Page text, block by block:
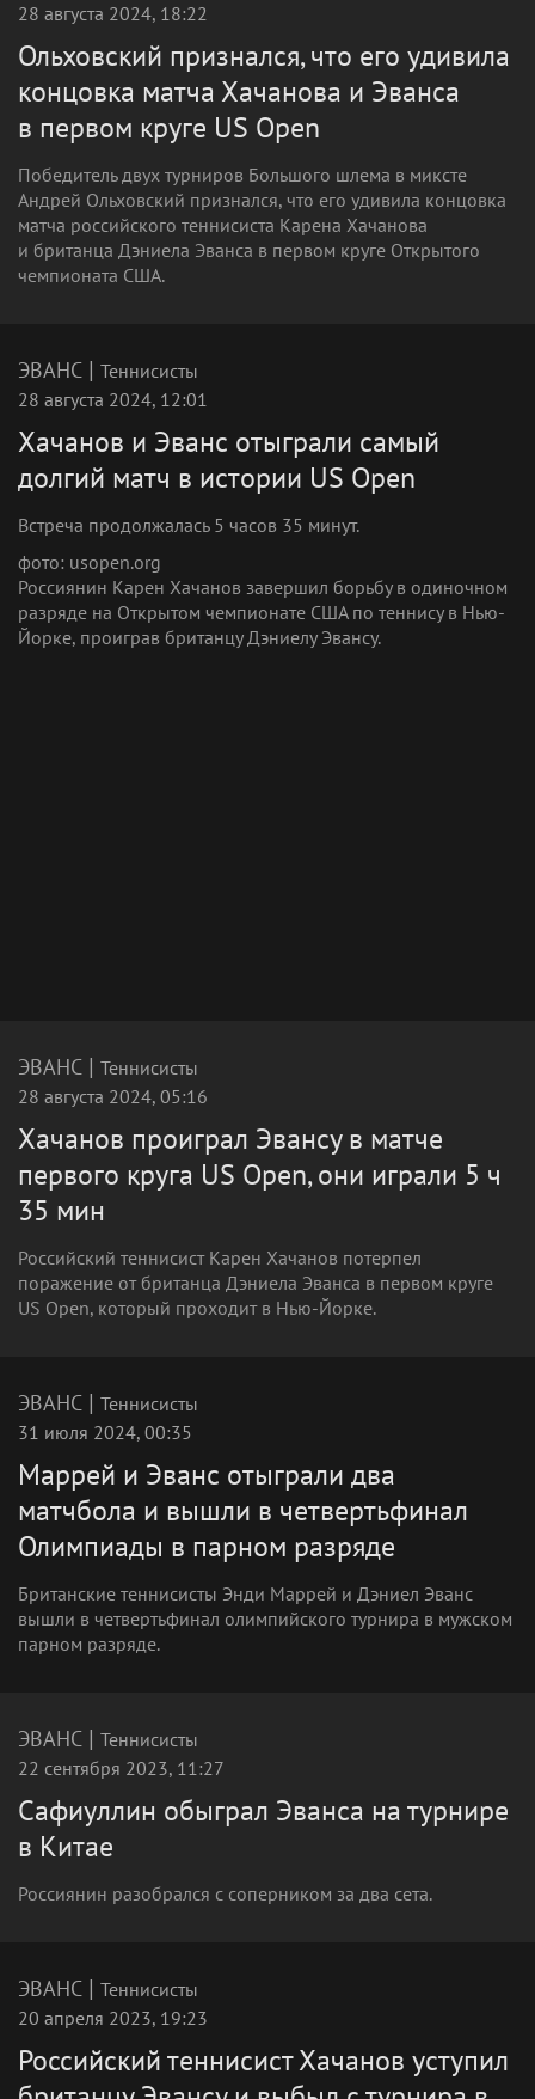
28 августа 2024, 18:22
Ольховский признался, что его удивила
концовка матча Хачанова и Эванса
в первом круге US Open
Победитель двух турниров Большого шлема в миксте
Андрей Ольховский признался, что его удивила концовка
матча российского теннисиста Карена Хачанова
и британца Дэниела Эванса в первом круге Открытого
чемпионата США.
ЭВАНС | Теннисисты
28 августа 2024, 12:01
Хачанов и Эванс отыграли самый
долгий матч в истории US Open
Встреча продолжалась 5 часов 35 минут.
фото: usopen.org
Россиянин Карен Хачанов завершил борьбу в одиночном
разряде на Открытом чемпионате США по теннису в Нью-
Йорке, проиграв британцу Дэниелу Эвансу.
ЭВАНС | Теннисисты
28 августа 2024, 05:16
Хачанов проиграл Эвансу в матче
первого круга US Open, они играли 5 ч
35 мин
Российский теннисист Карен Хачанов потерпел
поражение от британца Дэниела Эванса в первом круге
US Open, который проходит в Нью-Йорке.
ЭВАНС | Теннисисты
31 июля 2024, 00:35
Маррей и Эванс отыграли два
матчбола и вышли в четвертьфинал
Олимпиады в парном разряде
Британские теннисисты Энди Маррей и Дэниел Эванс
вышли в четвертьфинал олимпийского турнира в мужском
парном разряде.
ЭВАНС | Теннисисты
22 сентября 2023, 11:27
Сафиуллин обыграл Эванса на турнире
в Китае
Россиянин разобрался с соперником за два сета.
ЭВАНС | Теннисисты
20 апреля 2023, 19:23
Российский теннисист Хачанов уступил